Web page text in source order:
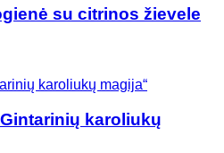
su citrinos žievele
karoliukų